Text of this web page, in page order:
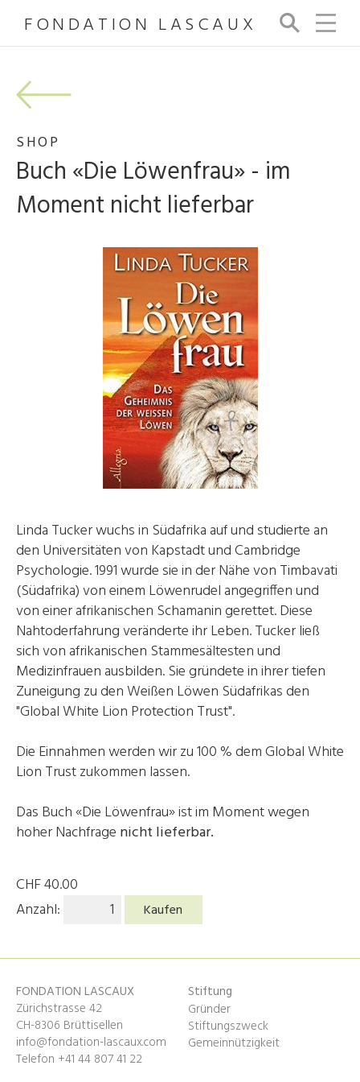
FONDATION LASCAUX
Su
ch
SHOP
Buch «Die Löwenfrau» - im
Moment nicht lieferbar
Linda Tucker wuchs in Südafrika auf und studierte an
den Universitäten von Kapstadt und Cambridge
Psychologie. 1991 wurde sie in der Nähe von Timbavati
(Südafrika) von einem Löwenrudel angegriffen und
von einer afrikanischen Schamanin gerettet. Diese
Nahtoderfahrung veränderte ihr Leben. Tucker ließ
sich von afrikanischen Stammesältesten und
Medizinfrauen ausbilden. Sie gründete in ihrer tiefen
Zuneigung zu den Weißen Löwen Südafrikas den
"Global White Lion Protection Trust".
Die Einnahmen werden wir zu 100 % dem Global White
Lion Trust zukommen lassen.
Das Buch «Die Löwenfrau» ist im Moment wegen
hoher Nachfrage nicht lieferbar.
CHF40.00
Anzahl:
Kaufen
FONDATION LASCAUX
Zürichstrasse 42
CH-8306 Brüttisellen
info@fondation-lascaux.com
Telefon +41 44 807 41 22
Stiftung
Gründer
Stiftungszweck
Gemeinnützigkeit